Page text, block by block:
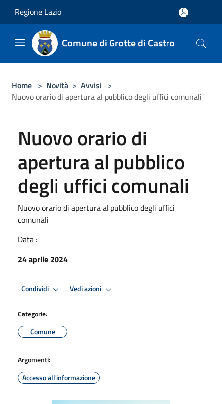
Regione Lazio
Comune di Grotte di Castro
Home > Novità > Avvisi >
Nuovo orario di apertura al pubblico degli uffici comunali
Nuovo orario di
apertura al pubblico
degli uffici comunali
Nuovo orario di apertura al pubblico degli uffici
comunali
Data :
24 aprile 2024
Condividi Vedi azioni
Categorie:
Comune
Argomenti:
Accesso all'informazione